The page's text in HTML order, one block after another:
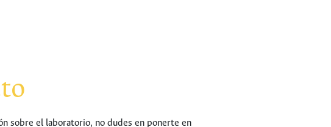
sobre el laboratorio, no dudes en ponerte en